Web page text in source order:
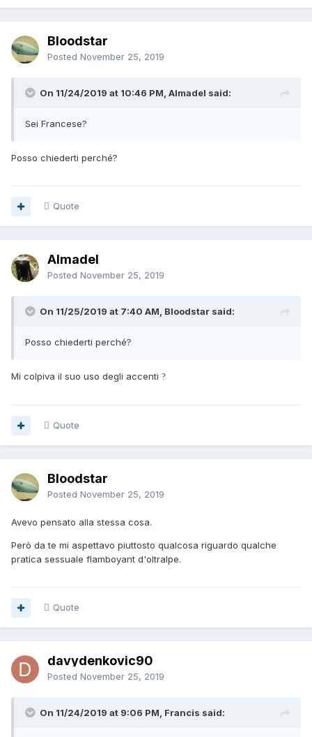
Bloodstar
Posted November 25, 2019
On 11/24/2019 at 10:46 PM, Almadel said:
Sei Francese?
Posso chiederti perché?
Quote
Almadel
Posted November 25, 2019
On 11/25/2019 at 7:40 AM, Bloodstar said:
Posso chiederti perché?
Mi colpiva il suo uso degli accenti ?
Quote
Bloodstar
Posted November 25, 2019
Avevo pensato alla stessa cosa.
Però da te mi aspettavo piuttosto qualcosa riguardo qualche
pratica sessuale flamboyant d'oltralpe.
Quote
davydenkovic90
Posted November 25, 2019
On 11/24/2019 at 9:06 PM, Francis said: